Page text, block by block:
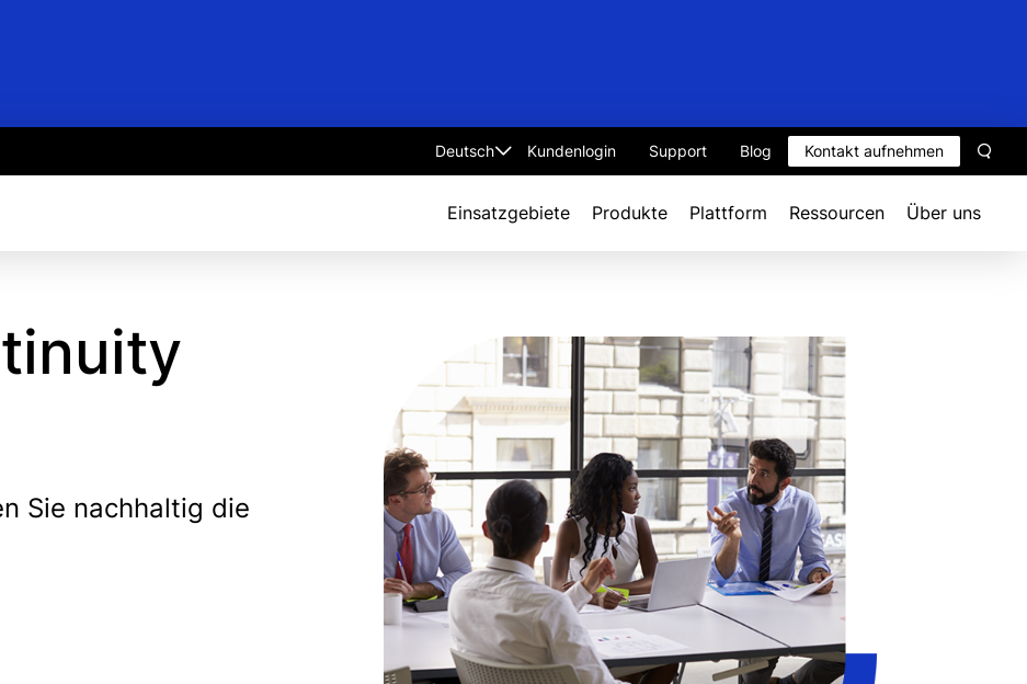
Select
Kundenlogin Support Blog Kontakt aufnehmen
Einsatzgebiete Produkte Plattform Ressourcen Über uns
Sie nachhaltig die